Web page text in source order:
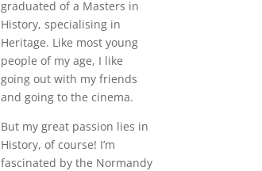
graduated of a Masters in
History, specialising in
Heritage. Like most young
people of my age, I like
going out with my friends
and going to the cinema.
But my great passion lies in
History, of course! I’m
fascinated by the Normandy